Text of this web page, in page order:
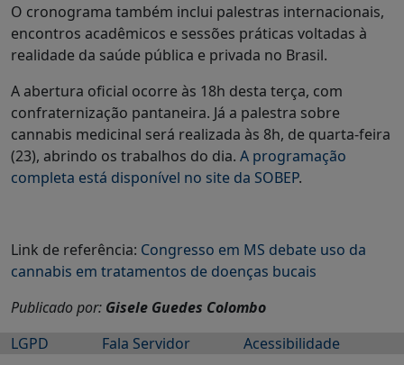
O cronograma também inclui palestras internacionais,
encontros acadêmicos e sessões práticas voltadas à
realidade da saúde pública e privada no Brasil.
A abertura oficial ocorre às 18h desta terça, com
confraternização pantaneira. Já a palestra sobre
cannabis medicinal será realizada às 8h, de quarta-feira
(23), abrindo os trabalhos do dia. A programação
completa está disponível no site da SOBEP.
Link de referência: Congresso em MS debate uso da
cannabis em tratamentos de doenças bucais
Publicado por: Gisele Guedes Colombo
LGPD
Fala Servidor Acessibilidade